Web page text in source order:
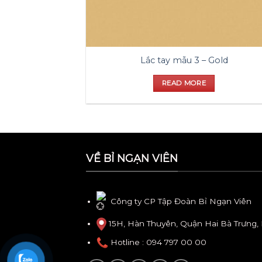
Lắc tay mẫu 3 – Gold
READ MORE
VỀ BỈ NGẠN VIÊN
Công ty CP Tập Đoàn Bỉ Ngạn Viên
15H, Hàn Thuyên, Quận Hai Bà Trưng,
Hotline : 094 797 00 00